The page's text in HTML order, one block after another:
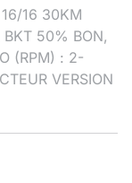
16 30KM
BKT 50% BON,
(RPM) : 2-
VERSION